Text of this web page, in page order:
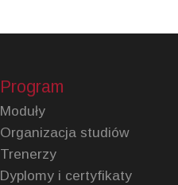
Program
Moduły
Organizacja studiów
Trenerzy
Dyplomy i certyfikaty